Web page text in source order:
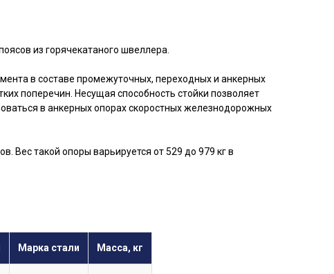
из горячекатаного швеллера.
в составе промежуточных, переходных и анкерных
поперечин. Несущая способность стойки позволяет
в анкерных опорах скоростных железнодорожных
Вес такой опоры варьируется от 529 до 979 кг в
Марка стали Масса, кг